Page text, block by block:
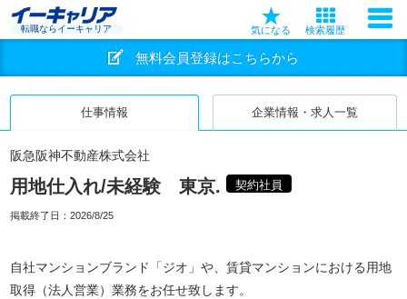
転職ならイーキャリア 気になる 検索履歴
無料会員登録はこちらから
仕事情報 企業情報・求人一覧
阪急阪神不動産株式会社
用地仕入れ/未経験 東京. 契約社員
掲載終了日： 2026/8/25
自社マンションブランド「ジオ」や、賃貸マンションにおける用地
取得（法人営業）業務をお任せ致します。